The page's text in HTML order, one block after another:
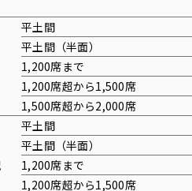
平土間
平土間（半面）
1,200席まで
1,200席超から1,500席
1,500席超から2,000席
平土間
平土間（半面）
1,200席まで
1,200席超から1,500席